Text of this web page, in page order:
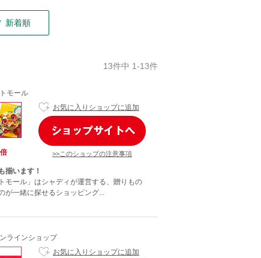
新着順
13件中 1-13件
モール
倍
お気に入りショップに追加
>>このショップの注意事項
揃います！
モール」はシャディが運営する、贈りもの
が一緒に探せるショッピング...
ラインショップ
お気に入りショップに追加